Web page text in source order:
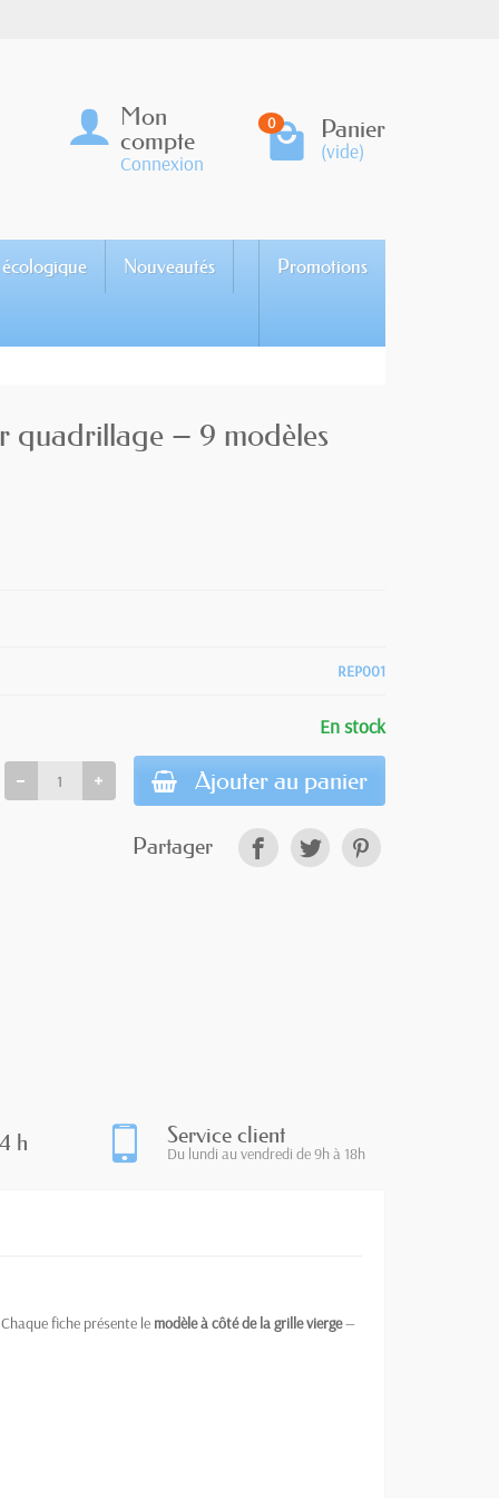
Mon
compte
Connexion
0 Panier
(vide)
Nouveautés Promotions
quadrillage – 9 modèles
REP001
En stock
Ajouter au panier
Partager
h Service client
Du lundi au vendredi de 9h à 18h
fiche présente le modèle à côté de la grille vierge—